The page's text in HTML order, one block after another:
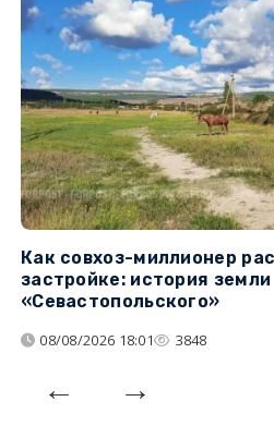
Как совхоз-миллионер
застройке: история земли
«Севастопольского»
08/08/2026 18:01 3848